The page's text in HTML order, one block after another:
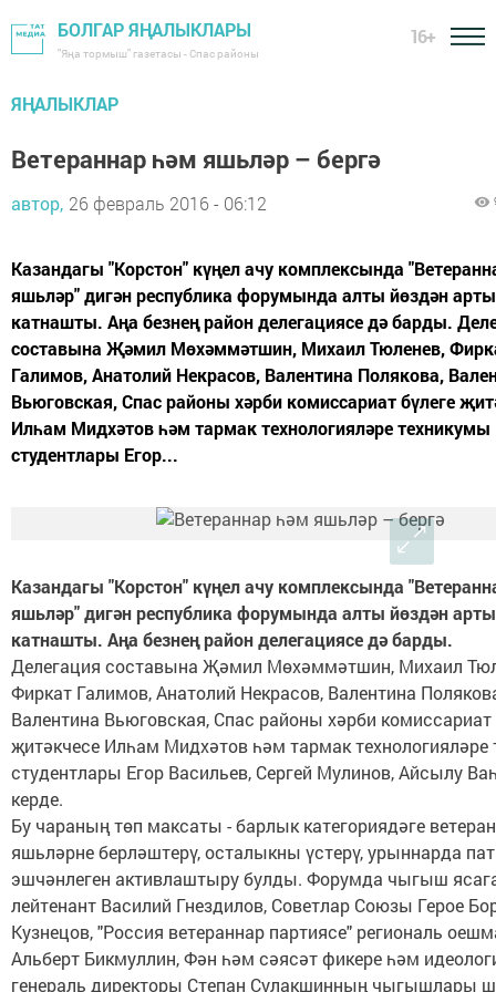
БОЛГАР ЯҢАЛЫКЛАРЫ
"Яңа тормыш" газетасы - Спас районы
16+
ЯҢАЛЫКЛАР
Ветераннар һәм яшьләр – бергә
автор, 26 февраль 2016 - 06:12
Казандагы "Корстон" күңел ачу комплексында
яшьләр" дигән республика форумында алты йөздән
катнашты. Аңа безнең район делегациясе дә барды.
составына Җәмил Мөхәммәтшин, Михаил Тюленев,
Галимов, Анатолий Некрасов, Валентина Полякова,
Вьюговская, Спас районы хәрби комиссариат бүлеге
Илһам Мидхәтов һәм тармак технологияләре техникумы
студентлары Егор...
Казандагы "Корстон" күңел ачу комплексында
яшьләр" дигән республика форумында алты йөздән
катнашты. Аңа безнең район делегациясе дә барды.
Делегация составына Җәмил Мөхәммәтшин, Михаил
Фиркат Галимов, Анатолий Некрасов, Валентина
Валентина Вьюговская, Спас районы хәрби комиссариат
җитәкчесе Илһам Мидхәтов һәм тармак технологияләре
студентлары Егор Васильев, Сергей Мулинов, Айсылу
керде.
Бу чараның төп максаты - барлык категориядәге
яшьләрне берләштерү, осталыкны үстерү, урыннарда
эшчәнлеген активлаштыру булды. Форумда чыгыш
лейтенант Василий Гнездилов, Советлар Союзы Герое
Кузнецов, "Россия ветераннар партиясе" региональ
Альберт Бикмуллин, Фән һәм сәясәт фикере һәм
генераль директоры Степан Сулакшинның чыгышлары